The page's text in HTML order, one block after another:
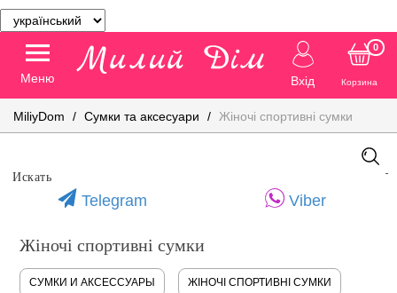
Меню Вхід Корзина
0
MiliyDom Сумки та аксесуари Жіночі спортивні сумки
Telegram Viber
Жіночі спортивні сумки
СУМКИ И АКСЕССУАРЫ ЖІНОЧІ СПОРТИВНІ СУМКИ